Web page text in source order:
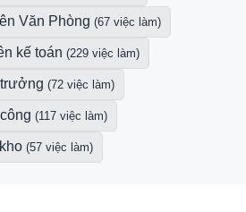
Văn Phòng (67 việc làm)
kế toán (229 việc làm)
(72 việc làm)
(117 việc làm)
(57 việc làm)